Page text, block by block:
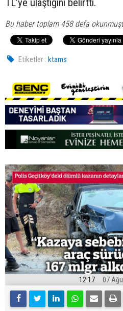
TL’ye ulaştığını belirtti.
Bu haber toplam 458 defa
Etiketler : ktams
12:17 07